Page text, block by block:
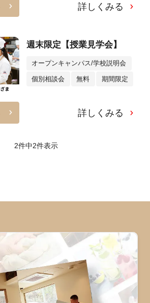
詳しくみる
週末限定【授業見学会】
オープンキャンパス/学校説明会
個別相談会 無料 期間限定
詳しくみる
2件中2件表示